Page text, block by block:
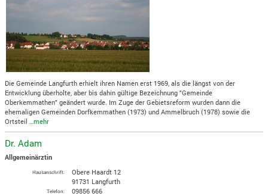
Die Gemeinde Langfurth erhielt ihren Namen erst 1969, als die längst von der
Entwicklung überholte, aber bis dahin gültige Bezeichnung "Gemeinde
Oberkemmathen" geändert wurde. Im Zuge der Gebietsreform wurden dann die
ehemaligen Gemeinden Dorfkemmathen (1973) und Ammelbruch (1978) sowie die
Ortsteil…mehr
Dr. Adam
Allgemeinärztin
Hausanschrift:
Obere Haardt 12
91731 Langfurth
Telefon: 09856 666